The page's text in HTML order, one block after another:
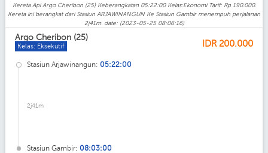
Kereta Api Argo Cheribon (25) Keberangkatan 05:22:00 Kelas:Ekonomi Tarif: Rp 190.000.
Kereta ini berangkat dari Stasiun ARJAWINANGUN Ke Stasiun Gambir menempuh perjalanan
2j41m. date: (2023-05-25 08:06:16)
Argo Cheribon (25)
Kelas: Eksekutif IDR 200.000
Stasiun Arjawinangun: 05:22:00
2j41m
Stasiun Gambir: 08:03:00